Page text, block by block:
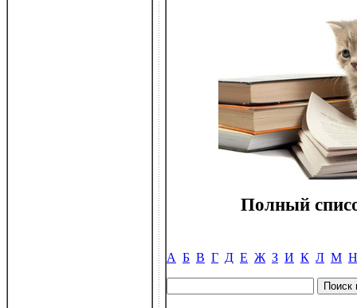
Полный
А Б В Г Д Е Ж З И К Л М Н